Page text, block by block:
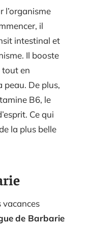
l’organisme
il
intestinal et
Il booste
tout en
peau. De plus,
B6, le
Ce qui
la plus belle
vacances
de Barbarie